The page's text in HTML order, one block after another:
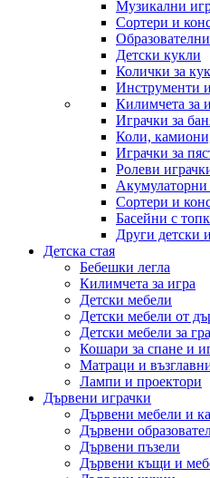
Музикални
Сортери и
Детски кукли
Колички за
Инструменти
Килимчета за
Играчки за
Коли,
Играчки за
Ролеви
Акумулаторни
Сортери и
Басейни с
Други детски
Детска стая
Бебешки легла
Килимчета за игра
Детски мебели
Детски мебели от
Детски мебели за
Кошари за спане и
Матраци и
Лампи и проектори
Дървени играчки
Дървени мебели и
Дървени
Дървени пъзели
Дървени къщи и